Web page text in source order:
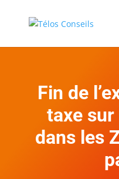
Fin de
taxe
dans les